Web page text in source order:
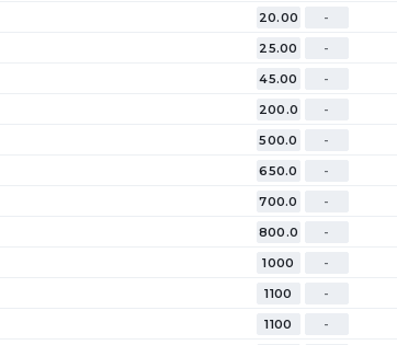
20.00
-
25.00
-
45.00
-
200.0
-
500.0
-
650.0
-
700.0
-
800.0
-
1000
-
1100
-
1100
-